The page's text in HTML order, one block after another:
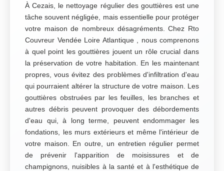
À Cezais, le nettoyage régulier des gouttières est une
tâche souvent négligée, mais essentielle pour protéger
votre maison de nombreux désagréments. Chez Rto
Couvreur Vendée Loire Atlantique , nous comprenons
à quel point les gouttières jouent un rôle crucial dans
la préservation de votre habitation. En les maintenant
propres, vous évitez des problèmes d'infiltration d'eau
qui pourraient altérer la structure de votre maison. Les
gouttières obstruées par les feuilles, les branches et
autres débris peuvent provoquer des débordements
d'eau qui, à long terme, peuvent endommager les
fondations, les murs extérieurs et même l'intérieur de
votre maison. En outre, un entretien régulier permet
de prévenir l'apparition de moisissures et de
champignons, nuisibles à la santé et à l'esthétique de